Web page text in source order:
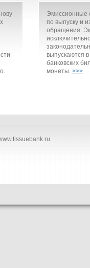
Эмиссионные
по выпуску и
обращения.
выпускаются
банковских
монеты. >>>